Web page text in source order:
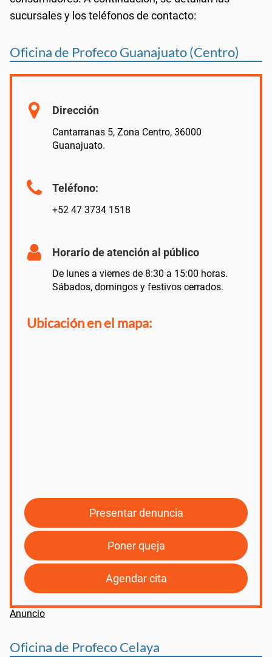
sucursales y los teléfonos de contacto:
Oficina de Profeco Guanajuato (Centro)
Dirección
Cantarranas 5, Zona Centro, 36000
Guanajuato.
Teléfono:
+52 47 3734 1518
Horario de atención al público
De lunes a viernes de 8:30 a 15:00 horas.
Sábados, domingos y festivos cerrados.
Ubicación en el mapa:
Presentar denuncia
Poner queja
Agendar cita
Oficina de Profeco Celaya